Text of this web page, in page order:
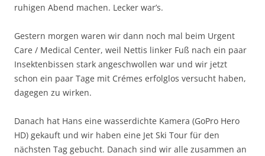
ruhigen Abend machen. Lecker war’s.
Gestern morgen waren wir dann noch mal beim Urgent
Care / Medical Center, weil Nettis linker Fuß nach ein paar
Insektenbissen stark angeschwollen war und wir jetzt
schon ein paar Tage mit Crémes erfolglos versucht haben,
dagegen zu wirken.
Danach hat Hans eine wasserdichte Kamera (GoPro Hero
HD) gekauft und wir haben eine Jet Ski Tour für den
nächsten Tag gebucht. Danach sind wir alle zusammen an